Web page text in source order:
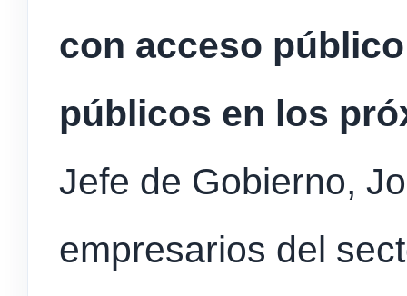
con acceso público
públicos en los
Jefe de Gobierno,
empresarios del